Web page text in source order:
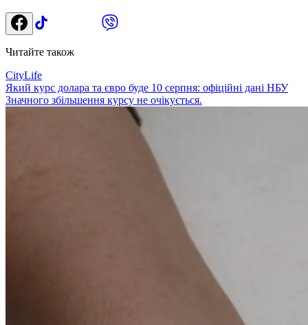
Читайте також
CityLife
Який курс долара та євро буде 10 серпня: офіційні дані НБУ
Значного збільшення курсу не очікується.